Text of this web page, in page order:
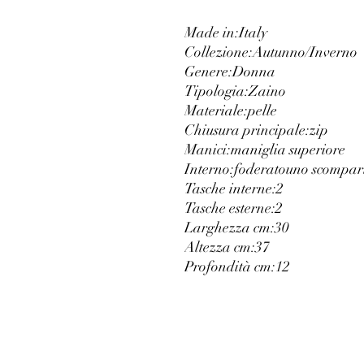
Made in:Italy
Collezione:Autunno/Inverno
Genere:Donna
Tipologia:Zaino
Materiale:pelle
Chiusura principale:zip
Manici:maniglia superiore
Interno:foderatouno
Tasche interne:2
Tasche esterne:2
Larghezza cm:30
Altezza cm:37
Profondità cm:12